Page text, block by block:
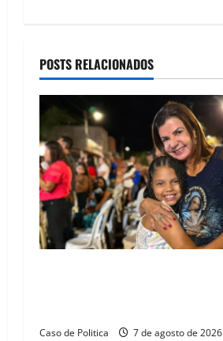
v
g
a
t
i
POSTS RELACIONADOS
Caso de Politica 7 de agosto de 2026